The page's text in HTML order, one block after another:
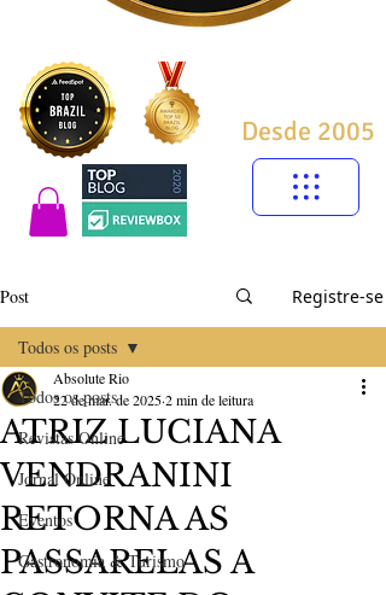
Desde 2005
Post Registre-se
Todos os posts
Revistas Online
Jornal Online
Eventos
Gastronomia & Turismo
Todos os posts
ATRIZ LUCIANA
VENDRANINI
RETORNA AS
PASSARELAS A
Absolute Rio
22 de mar. de 20252 min de leitura